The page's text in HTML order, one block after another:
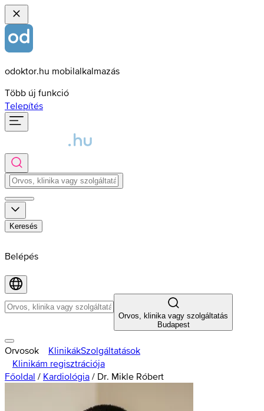
odoktor.hu mobilalkalmazás
Több új funkció
Telepítés
Keresés
Belépés
Orvos, klinika vagy szolgáltatás
Budapest
Orvosok KlinikákSzolgáltatások
Klinikám regisztrációja
Főoldal / Kardiológia / Dr. Mikle Róbert